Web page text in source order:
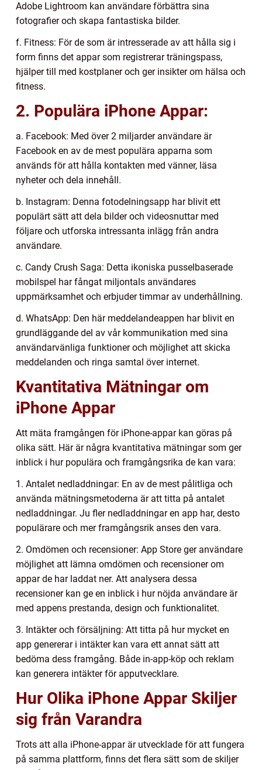
Adobe Lightroom kan användare förbättra sina
fotografier och skapa fantastiska bilder.
f. Fitness: För de som är intresserade av att hålla sig i
form finns det appar som registrerar träningspass,
hjälper till med kostplaner och ger insikter om hälsa och
fitness.
2. Populära iPhone Appar:
a. Facebook: Med över 2 miljarder användare är
Facebook en av de mest populära apparna som
används för att hålla kontakten med vänner, läsa
nyheter och dela innehåll.
b. Instagram: Denna fotodelningsapp har blivit ett
populärt sätt att dela bilder och videosnuttar med
följare och utforska intressanta inlägg från andra
användare.
c. Candy Crush Saga: Detta ikoniska pusselbaserade
mobilspel har fångat miljontals användares
uppmärksamhet och erbjuder timmar av underhållning.
d. WhatsApp: Den här meddelandeappen har blivit en
grundläggande del av vår kommunikation med sina
användarvänliga funktioner och möjlighet att skicka
meddelanden och ringa samtal över internet.
Kvantitativa Mätningar om
iPhone Appar
Att mäta framgången för iPhone-appar kan göras på
olika sätt. Här är några kvantitativa mätningar som ger
inblick i hur populära och framgångsrika de kan vara:
1. Antalet nedladdningar: En av de mest pålitliga och
använda mätningsmetoderna är att titta på antalet
nedladdningar. Ju fler nedladdningar en app har, desto
populärare och mer framgångsrik anses den vara.
2. Omdömen och recensioner: App Store ger användare
möjlighet att lämna omdömen och recensioner om
appar de har laddat ner. Att analysera dessa
recensioner kan ge en inblick i hur nöjda användare är
med appens prestanda, design och funktionalitet.
3. Intäkter och försäljning: Att titta på hur mycket en
app genererar i intäkter kan vara ett annat sätt att
bedöma dess framgång. Både in-app-köp och reklam
kan generera intäkter för apputvecklare.
Hur Olika iPhone Appar Skiljer
sig från Varandra
Trots att alla iPhone-appar är utvecklade för att fungera
på samma plattform, finns det flera sätt som de skiljer